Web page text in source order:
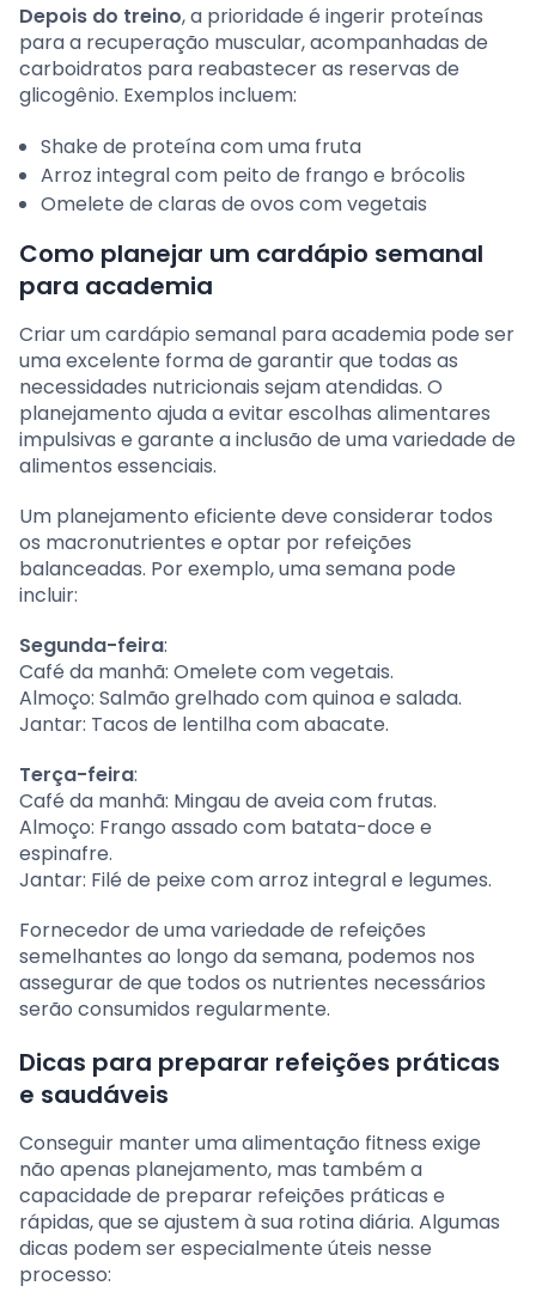
Depois do treino, a prioridade é ingerir proteínas
para a recuperação muscular, acompanhadas de
carboidratos para reabastecer as reservas de
glicogênio. Exemplos incluem:
Shake de proteína com uma fruta
Arroz integral com peito de frango e brócolis
Omelete de claras de ovos com vegetais
Como planejar um cardápio semanal
para academia
Criar um cardápio semanal para academia pode ser
uma excelente forma de garantir que todas as
necessidades nutricionais sejam atendidas. O
planejamento ajuda a evitar escolhas alimentares
impulsivas e garante a inclusão de uma variedade de
alimentos essenciais.
Um planejamento eficiente deve considerar todos
os macronutrientes e optar por refeições
balanceadas. Por exemplo, uma semana pode
incluir:
Segunda-feira:
Café da manhã: Omelete com vegetais.
Almoço: Salmão grelhado com quinoa e salada.
Jantar: Tacos de lentilha com abacate.
Terça-feira:
Café da manhã: Mingau de aveia com frutas.
Almoço: Frango assado com batata-doce e
espinafre.
Jantar: Filé de peixe com arroz integral e legumes.
Fornecedor de uma variedade de refeições
semelhantes ao longo da semana, podemos nos
assegurar de que todos os nutrientes necessários
serão consumidos regularmente.
Dicas para preparar refeições práticas
e saudáveis
Conseguir manter uma alimentação fitness exige
não apenas planejamento, mas também a
capacidade de preparar refeições práticas e
rápidas, que se ajustem à sua rotina diária. Algumas
dicas podem ser especialmente úteis nesse
processo: